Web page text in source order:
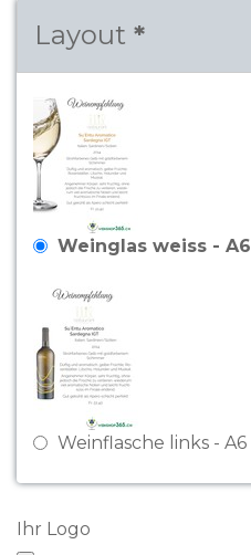
Layout
Weinglas weiss - A6
Weinflasche links - A6
Ihr Logo